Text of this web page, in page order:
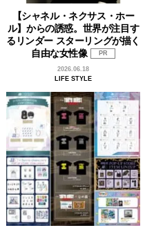
【シャネル・ネクサス・ホー
ル】からの誘惑。世界が注目す
るリンダー スターリングが描く
自由な女性像
PR
2026.06.18
LIFE STYLE